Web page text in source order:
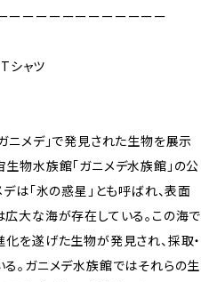
ーーーーーーーーーーーー
シャツ
ニメデ」で発見された生物を展示
物水族館「ガニメデ水族館」の公
デは「氷の惑星」とも呼ばれ、表面
大な海が存在している。この海で
を遂げた生物が発見され、採取・
。ガニメデ水族館ではそれらの生